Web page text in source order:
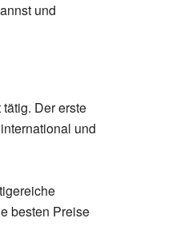
und
Der erste
und
besten Preise